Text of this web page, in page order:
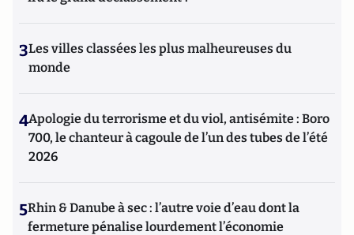
3Les villes classées les plus malheureuses du
monde
4Apologie du terrorisme et du viol, antisémite : Boro
700, le chanteur à cagoule de l’un des tubes de l’été
2026
5Rhin & Danube à sec : l’autre voie d’eau dont la
fermeture pénalise lourdement l’économie